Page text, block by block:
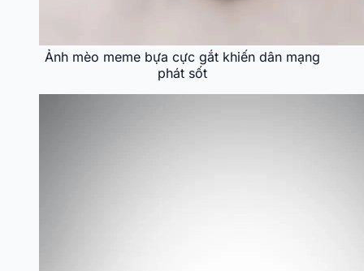
Ảnh mèo meme bựa cực gắt khiến dân mạng
phát sốt